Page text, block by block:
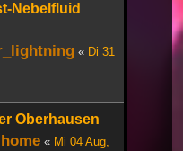
Nebelfluid
« Di 31
Oberhausen
« Mi 04 Aug,